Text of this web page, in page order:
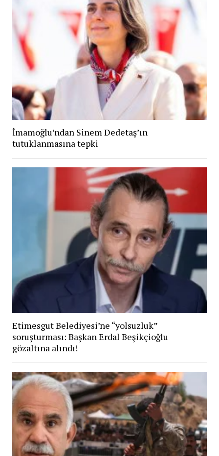
İmamoğlu’ndan Sinem Dedetaş’ın
tutuklanmasına tepki
Etimesgut Belediyesi’ne “yolsuzluk”
soruşturması: Başkan Erdal Beşikçioğlu
gözaltına alındı!